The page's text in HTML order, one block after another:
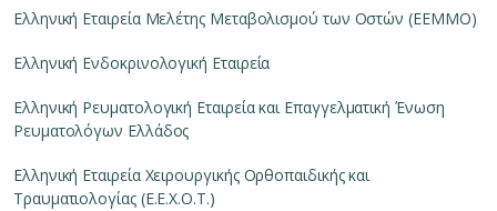
Ελληνική Εταιρεία Μελέτης Μεταβολισμού των Οστών (ΕΕΜΜΟ)
Ελληνική Ενδοκρινολογική Εταιρεία
Ελληνική Ρευματολογική Εταιρεία και Επαγγελματική Ένωση
Ρευματολόγων Ελλάδος
Ελληνική Εταιρεία Χειρουργικής Ορθοπαιδικής και
Τραυματιολογίας (Ε.Ε.Χ.Ο.Τ.)